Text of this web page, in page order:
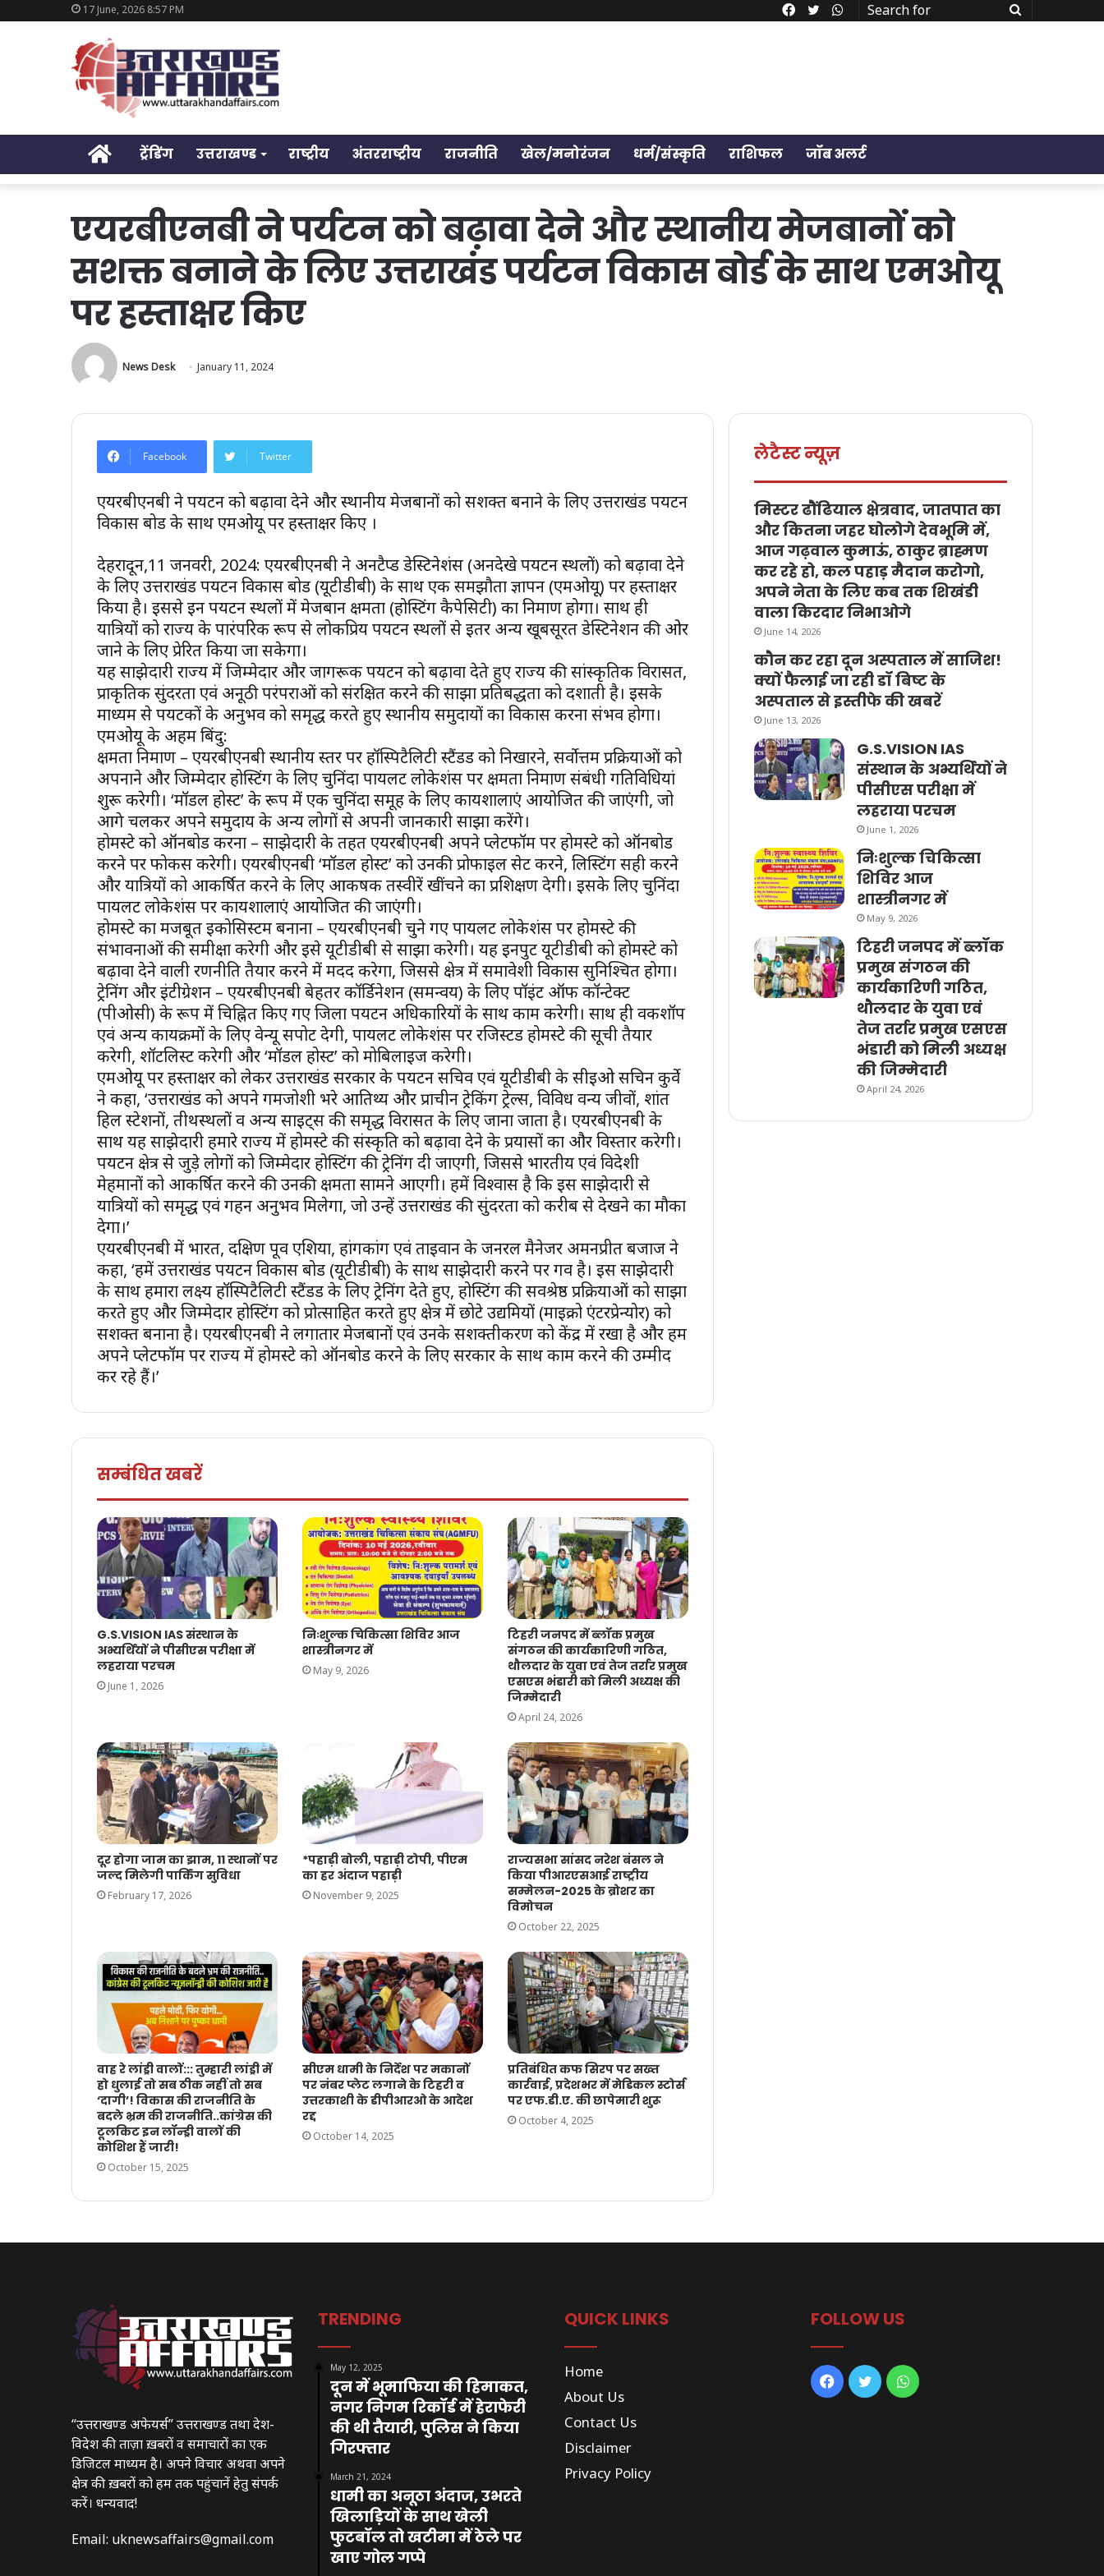
17 June, 2026 8:57 PM
Search
WhatsApp
Twitter
Facebook
Homeट्रेंडिंग उत्तराखण्ड राष्ट्रीय अंतरराष्ट्रीय राजनीति खेल/मनोरंजन धर्म/संस्कृति राशिफल जॉब अलर्ट
एयरबीएनबी ने पर्यटन को बढ़ावा देने और स्थानीय मेजबानों को
सशक्त बनाने के लिए उत्तराखंड पर्यटन विकास बोर्ड के साथ एमओयू
पर हस्ताक्षर किए
News Desk January 11, 2024
Facebook Twitter
एयरबीएनबी ने पर्यटन को बढ़ावा देने और स्थानीय मेजबानों को सशक्त बनाने के लिए उत्तराखंड पर्यटन
विकास बोर्ड के साथ एमओयू पर हस्ताक्षर किए ।
देहरादून,11 जनवरी, 2024: एयरबीएनबी ने अनटैप्ड डेस्टिनेशंस (अनदेखे पर्यटन स्थलों) को बढ़ावा देने
के लिए उत्तराखंड पर्यटन विकास बोर्ड (यूटीडीबी) के साथ एक समझौता ज्ञापन (एमओयू) पर हस्ताक्षर
किया है। इससे इन पर्यटन स्थलों में मेजबान क्षमता (होस्टिंग कैपेसिटी) का निर्माण होगा। साथ ही
यात्रियों को राज्य के पारंपरिक रूप से लोकप्रिय पर्यटन स्थलों से इतर अन्य खूबसूरत डेस्टिनेशन की ओर
जाने के लिए प्रेरित किया जा सकेगा।
यह साझेदारी राज्य में जिम्मेदार और जागरूक पर्यटन को बढ़ावा देते हुए राज्य की सांस्कृतिक विरासत,
प्राकृतिक सुंदरता एवं अनूठी परंपराओं को संरक्षित करने की साझा प्रतिबद्धता को दर्शाती है। इसके
माध्यम से पर्यटकों के अनुभव को समृद्ध करते हुए स्थानीय समुदायों का विकास करना संभव होगा।
एमओयू के अहम बिंदु:
क्षमता निर्माण – एयरबीएनबी स्थानीय स्तर पर हॉस्पिटैलिटी स्टैंडर्ड को निखारने, सर्वोत्तम प्रक्रियाओं को
अपनाने और जिम्मेदार होस्टिंग के लिए चुनिंदा पायलट लोकेशंस पर क्षमता निर्माण संबंधी गतिविधियां
शुरू करेगी। ‘मॉडल होस्ट’ के रूप में एक चुनिंदा समूह के लिए कार्यशालाएं आयोजित की जाएंगी, जो
आगे चलकर अपने समुदाय के अन्य लोगों से अपनी जानकारी साझा करेंगे।
होमस्टे को ऑनबोर्ड करना – साझेदारी के तहत एयरबीएनबी अपने प्लेटफॉर्म पर होमस्टे को ऑनबोर्ड
करने पर फोकस करेगी। एयरबीएनबी ‘मॉडल होस्ट’ को उनकी प्रोफाइल सेट करने, लिस्टिंग सही करने
और यात्रियों को आकर्षित करने के लिए आकर्षक तस्वीरें खींचने का प्रशिक्षण देगी। इसके लिए चुनिंदा
पायलट लोकेशंस पर कार्यशालाएं आयोजित की जाएंगी।
होमस्टे का मजबूत इकोसिस्टम बनाना – एयरबीएनबी चुने गए पायलट लोकेशंस पर होमस्टे की
संभावनाओं की समीक्षा करेगी और इसे यूटीडीबी से साझा करेगी। यह इनपुट यूटीडीबी को होमस्टे को
बढ़ावा देने वाली रणनीति तैयार करने में मदद करेगा, जिससे क्षेत्र में समावेशी विकास सुनिश्चित होगा।
ट्रेनिंग और इंटीग्रेशन – एयरबीएनबी बेहतर कॉर्डिनेशन (समन्वय) के लिए पॉइंट ऑफ कॉन्टेक्ट
(पीओसी) के रूप में चिह्नित किए गए जिला पर्यटन अधिकारियों के साथ काम करेगी। साथ ही वर्कशॉप
एवं अन्य कार्यक्रमों के लिए वेन्यू सपोर्ट देगी, पायलट लोकेशंस पर रजिस्टर्ड होमस्टे की सूची तैयार
करेगी, शॉर्टलिस्ट करेगी और ‘मॉडल होस्ट’ को मोबिलाइज करेगी।
एमओयू पर हस्ताक्षर को लेकर उत्तराखंड सरकार के पर्यटन सचिव एवं यूटीडीबी के सीईओ सचिन कुर्वे
ने कहा, ‘उत्तराखंड को अपने गर्मजोशी भरे आतिथ्य और प्राचीन ट्रेकिंग ट्रेल्स, विविध वन्य जीवों, शांत
हिल स्टेशनों, तीर्थस्थलों व अन्य साइट्स की समृद्ध विरासत के लिए जाना जाता है। एयरबीएनबी के
साथ यह साझेदारी हमारे राज्य में होमस्टे की संस्कृति को बढ़ावा देने के प्रयासों का और विस्तार करेगी।
पर्यटन क्षेत्र से जुड़े लोगों को जिम्मेदार होस्टिंग की ट्रेनिंग दी जाएगी, जिससे भारतीय एवं विदेशी
मेहमानों को आकर्षित करने की उनकी क्षमता सामने आएगी। हमें विश्वास है कि इस साझेदारी से
यात्रियों को समृद्ध एवं गहन अनुभव मिलेगा, जो उन्हें उत्तराखंड की सुंदरता को करीब से देखने का मौका
देगा।’
एयरबीएनबी में भारत, दक्षिण पूर्व एशिया, हांगकांग एवं ताइवान के जनरल मैनेजर अमनप्रीत बजाज ने
कहा, ‘हमें उत्तराखंड पर्यटन विकास बोर्ड (यूटीडीबी) के साथ साझेदारी करने पर गर्व है। इस साझेदारी
के साथ हमारा लक्ष्य हॉस्पिटैलिटी स्टैंडर्ड के लिए ट्रेनिंग देते हुए, होस्टिंग की सर्वश्रेष्ठ प्रक्रियाओं को साझा
करते हुए और जिम्मेदार होस्टिंग को प्रोत्साहित करते हुए क्षेत्र में छोटे उद्यमियों (माइक्रो एंटरप्रेन्योर) को
सशक्त बनाना है। एयरबीएनबी ने लगातार मेजबानों एवं उनके सशक्तीकरण को केंद्र में रखा है और हम
अपने प्लेटफॉर्म पर राज्य में होमस्टे को ऑनबोर्ड करने के लिए सरकार के साथ काम करने की उम्मीद
कर रहे हैं।’
सम्बंधित खबरें
G.S.VISION IAS संस्थान के
अभ्यर्थियों ने पीसीएस परीक्षा में
लहराया परचम
June 1, 2026
निःशुल्क चिकित्सा शिविर आज
शास्त्रीनगर में
May 9, 2026
टिहरी जनपद में ब्लॉक प्रमुख
संगठन की कार्यकारिणी गठित,
थौलदार के युवा एवं तेज तर्रार प्रमुख
एसएस भंडारी को मिली अध्यक्ष की
जिम्मेदारी
April 24, 2026
दूर होगा जाम का झाम, 11 स्थानों पर
जल्द मिलेगी पार्किंग सुविधा
February 17, 2026
*पहाड़ी बोली, पहाड़ी टोपी, पीएम
का हर अंदाज पहाड़ी
November 9, 2025
राज्यसभा सांसद नरेश बंसल ने
किया पीआरएसआई राष्ट्रीय
सम्मेलन-2025 के ब्रोशर का
विमोचन
October 22, 2025
वाह रे लांड्री वालों::: तुम्हारी लांड्री में
हो धुलाई तो सब ठीक नहीं तो सब
‘दागी’! विकास की राजनीति के
बदले भ्रम की राजनीति..कांग्रेस की
टूलकिट इन लॉन्ड्री वालों की
कोशिश हैं जारी!
October 15, 2025
सीएम धामी के निर्देश पर मकानों
पर नंबर प्लेट लगाने के टिहरी व
उत्तरकाशी के डीपीआरओ के आदेश
रद्द
October 14, 2025
प्रतिबंधित कफ सिरप पर सख्त
कार्रवाई, प्रदेशभर में मेडिकल स्टोर्स
पर एफ.डी.ए. की छापेमारी शुरू
October 4, 2025
लेटैस्ट न्यूज़
मिस्टर ढौंढियाल क्षेत्रवाद, जातपात का
और कितना जहर घोलोगे देवभूमि में,
आज गढ़वाल कुमाऊं, ठाकुर ब्राह्मण
कर रहे हो, कल पहाड़ मैदान करोगो,
अपने नेता के लिए कब तक शिखंडी
वाला किरदार निभाओगे
June 14, 2026
कौन कर रहा दून अस्पताल में साजिश!
क्यों फैलाई जा रही डॉ बिष्ट के
अस्पताल से इस्तीफे की खबरें
June 13, 2026
G.S.VISION IAS
संस्थान के अभ्यर्थियों ने
पीसीएस परीक्षा में
लहराया परचम
June 1, 2026
निःशुल्क चिकित्सा
शिविर आज
शास्त्रीनगर में
May 9, 2026
टिहरी जनपद में ब्लॉक
प्रमुख संगठन की
कार्यकारिणी गठित,
थौलदार के युवा एवं
तेज तर्रार प्रमुख एसएस
भंडारी को मिली अध्यक्ष
की जिम्मेदारी
April 24, 2026
“उत्तराखण्ड अफेयर्स” उत्तराखण्ड तथा देश-
विदेश की ताज़ा ख़बरों व समाचारों का एक
डिजिटल माध्यम है। अपने विचार अथवा अपने
क्षेत्र की ख़बरों को हम तक पहुंचानें हेतु संपर्क
करें। धन्यवाद!
Email: uknewsaffairs@gmail.com
TRENDING
May 12, 2025
दून में भूमाफिया की हिमाकत,
नगर निगम रिकॉर्ड में हेराफेरी
की थी तैयारी, पुलिस ने किया
गिरफ्तार
March 21, 2024
धामी का अनूठा अंदाज, उभरते
खिलाड़ियों के साथ खेली
फुटबॉल तो खटीमा में ठेले पर
खाए गोल गप्पे
QUICK LINKS
Home
About Us
Contact Us
Disclaimer
Privacy Policy
FOLLOW US
Facebook
TwitterWhatsApp